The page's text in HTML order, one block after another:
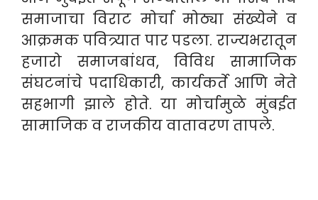
समाजाचा विराट मोर्चा मोठ्या संख्येने व
आक्रमक पवित्र्यात पार पडला. राज्यभरातून
हजारो समाजबांधव, विविध सामाजिक
संघटनांचे पदाधिकारी, कार्यकर्ते आणि नेते
सहभागी झाले होते. या मोर्चामुळे मुंबईत
सामाजिक व राजकीय वातावरण तापले.